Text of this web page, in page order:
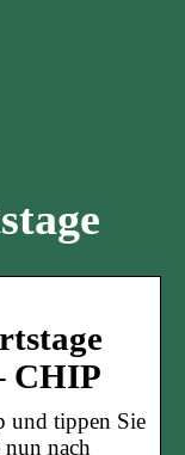
CHIP
und tippen Sie
nach